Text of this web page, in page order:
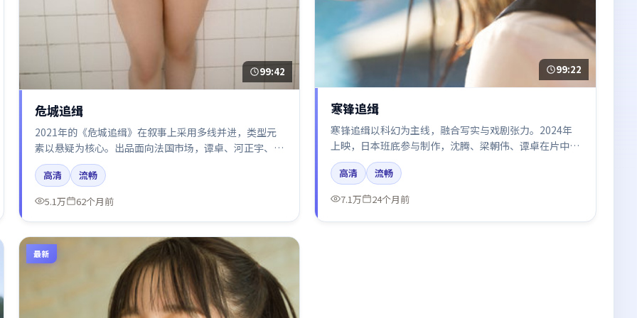
99:42
危城追缉
2021年的《危城追缉》在叙事上采用多线并进，类型元
素以悬疑为核心。出品面向法国市场，谭卓、河正宇、廖
凡所饰角色推动关键反转，结尾留白引发讨论。
高清
流畅
5.1万
62个月前
99:22
寒锋追缉
寒锋追缉以科幻为主线，融合写实与戏剧张力。2024年
上映，日本班底参与制作，沈腾、梁朝伟、谭卓在片中呈
现细腻表演，影像风格统一，配乐与剪辑强化了情绪曲
线。
高清
流畅
7.1万
24个月前
最新